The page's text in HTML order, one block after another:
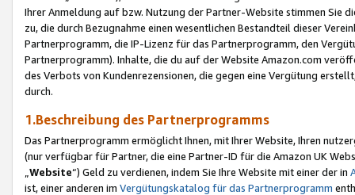
Ihrer Anmeldung auf bzw. Nutzung der Partner-Website stimmen Sie
zu, die durch Bezugnahme einen wesentlichen Bestandteil dieser
Partnerprogramm, die IP-Lizenz für das Partnerprogramm, den
Partnerprogramm). Inhalte, die du auf der Website Amazon.com
des Verbots von Kundenrezensionen, die gegen eine Vergütung
durch.
1.Beschreibung des Partnerprogramms
Das Partnerprogramm ermöglicht Ihnen, mit Ihrer Website, Ihren
(nur verfügbar für Partner, die eine Partner-ID für die Amazon UK
Website“) Geld zu verdienen, indem Sie Ihre Website mit einer der in
ist, einer anderen im Vergütungskatalog für das Partnerprogramm